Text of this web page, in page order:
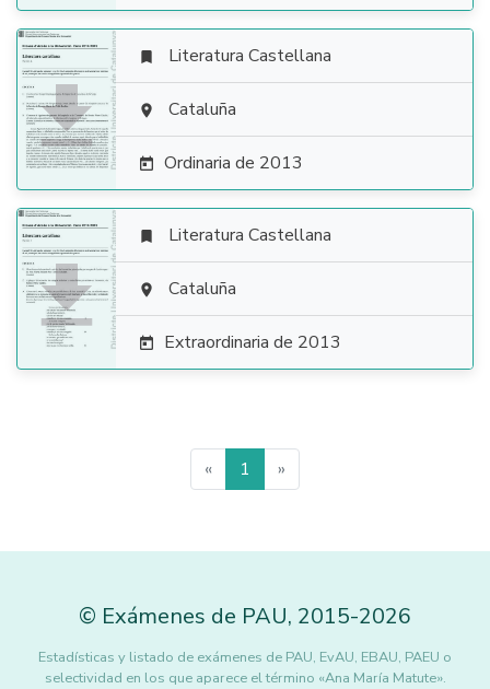

 Literatura Castellana
 Cataluña
 Ordinaria de 2013

 Literatura Castellana
 Cataluña
 Extraordinaria de 2013
« 1 »
© Exámenes de PAU, 2015-2026
Estadísticas y listado de exámenes de PAU, EvAU, EBAU, PAEU o
selectividad en los que aparece el término «Ana María Matute».